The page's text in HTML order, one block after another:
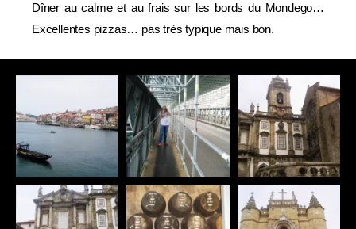
Dîner au calme et au frais sur les bords du Mondego…
Excellentes pizzas… pas très typique mais bon.